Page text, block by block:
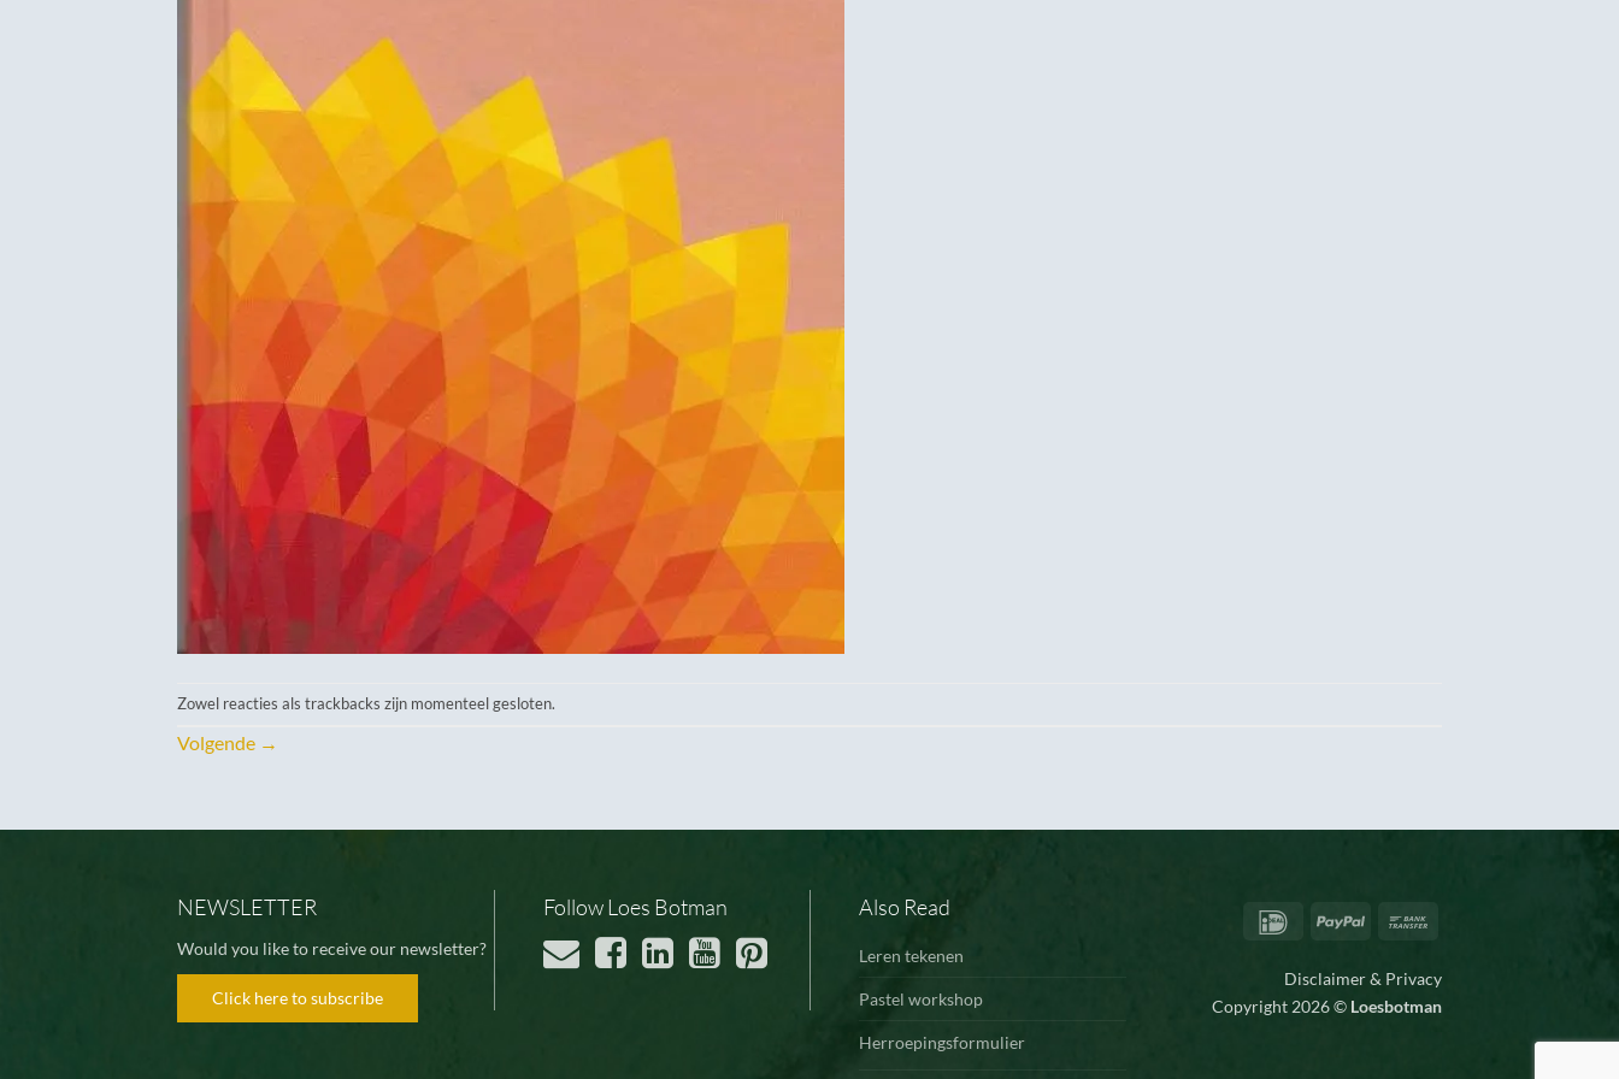
Zowel reacties als trackbacks zijn momenteel gesloten.
Volgende →
NEWSLETTER
Would you like to receive our newsletter?
Click here to subscribe
Follow Loes Botman Also Read
Leren tekenen
Pastel workshop
Herroepingsformulier
IDeal PayPal
Disclaimer & Privacy
Copyright 2026 © Loesbotman